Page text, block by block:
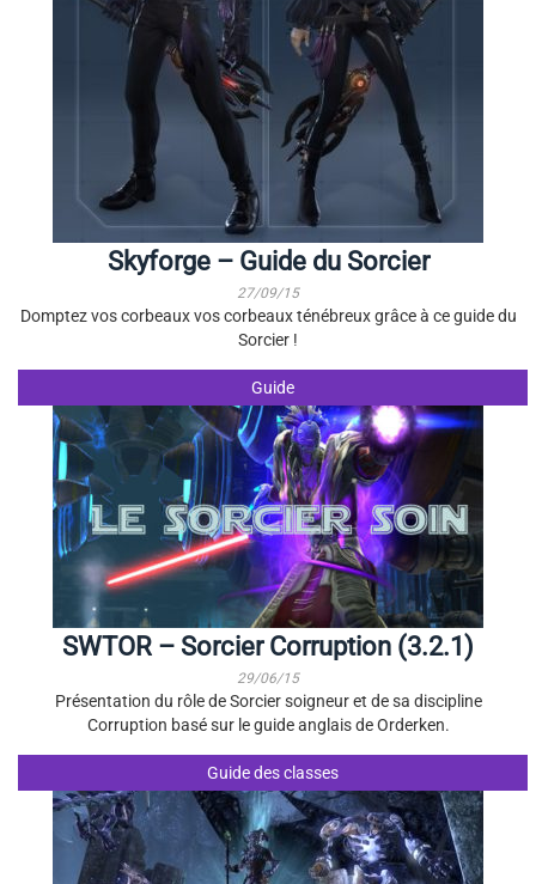
Skyforge – Guide du Sorcier
27/09/15
Domptez vos corbeaux vos corbeaux ténébreux grâce à ce guide du
Sorcier !
Guide
SWTOR – Sorcier Corruption (3.2.1)
29/06/15
Présentation du rôle de Sorcier soigneur et de sa discipline
Corruption basé sur le guide anglais de Orderken.
Guide des classes